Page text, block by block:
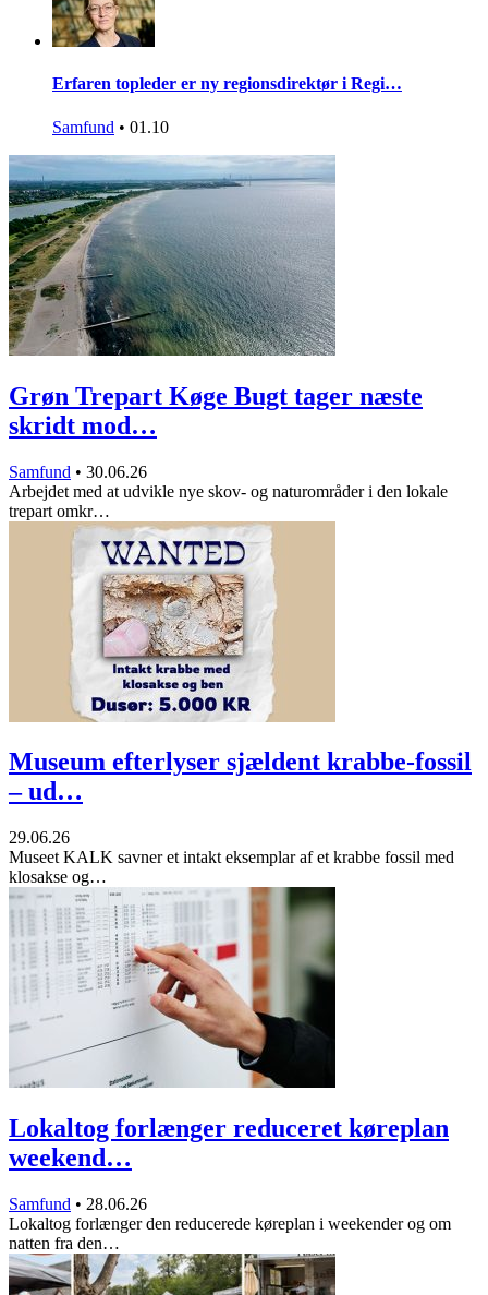
Erfaren topleder er ny regionsdirektør i Regi…
Samfund • 01.10
Grøn Trepart Køge Bugt tager næste
skridt mod…
Samfund • 30.06.26
Arbejdet med at udvikle nye skov- og naturområder i den lokale
trepart omkr…
Museum efterlyser sjældent krabbe-fossil
– ud…
29.06.26
Museet KALK savner et intakt eksemplar af et krabbe fossil med
klosakse og…
Lokaltog forlænger reduceret køreplan
weekend…
Samfund • 28.06.26
Lokaltog forlænger den reducerede køreplan i weekender og om
natten fra den…